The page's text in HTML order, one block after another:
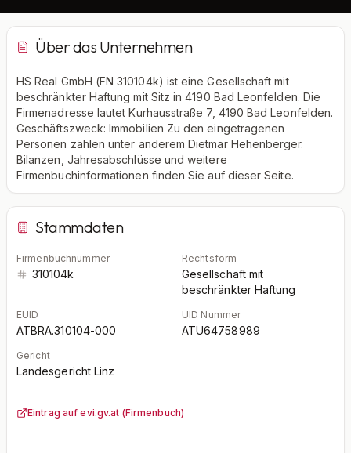
Über das Unternehmen
HS Real GmbH (FN 310104k) ist eine Gesellschaft mit
beschränkter Haftung mit Sitz in 4190 Bad Leonfelden. Die
Firmenadresse lautet Kurhausstraße 7, 4190 Bad Leonfelden.
Geschäftszweck: Immobilien Zu den eingetragenen
Personen zählen unter anderem Dietmar Hehenberger.
Bilanzen, Jahresabschlüsse und weitere
Firmenbuchinformationen finden Sie auf dieser Seite.
Stammdaten
Firmenbuchnummer
310104k
Rechtsform
Gesellschaft mit
beschränkter Haftung
EUID
ATBRA.310104-000
UID Nummer
ATU64758989
Gericht
Landesgericht Linz
Eintrag auf evi.gv.at (Firmenbuch)